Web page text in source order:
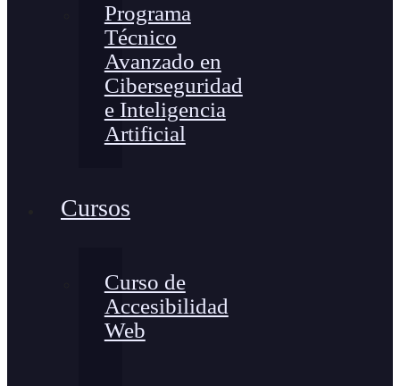
Programa
Técnico
Avanzado en
Ciberseguridad
e Inteligencia
Artificial
Cursos
Curso de
Accesibilidad
Web